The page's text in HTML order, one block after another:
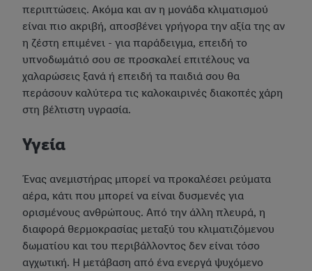
περιπτώσεις. Ακόμα και αν η μονάδα κλιματισμού
είναι πιο ακριβή, αποσβένει γρήγορα την αξία της αν
η ζέστη επιμένει - για παράδειγμα, επειδή το
υπνοδωμάτιό σου σε προσκαλεί επιτέλους να
χαλαρώσεις ξανά ή επειδή τα παιδιά σου θα
περάσουν καλύτερα τις καλοκαιρινές διακοπές χάρη
στη βέλτιστη υγρασία.
Υγεία
Ένας ανεμιστήρας μπορεί να προκαλέσει ρεύματα
αέρα, κάτι που μπορεί να είναι δυσμενές για
ορισμένους ανθρώπους. Από την άλλη πλευρά, η
διαφορά θερμοκρασίας μεταξύ του κλιματιζόμενου
δωματίου και του περιβάλλοντος δεν είναι τόσο
αγχωτική. Η μετάβαση από ένα ενεργά ψυχόμενο